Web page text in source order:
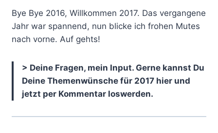
Bye Bye 2016, Willkommen 2017. Das vergangene
Jahr war spannend, nun blicke ich frohen Mutes
nach vorne. Auf gehts!
> Deine Fragen, mein Input. Gerne kannst Du
Deine Themenwünsche für 2017 hier und
jetzt per Kommentar loswerden.